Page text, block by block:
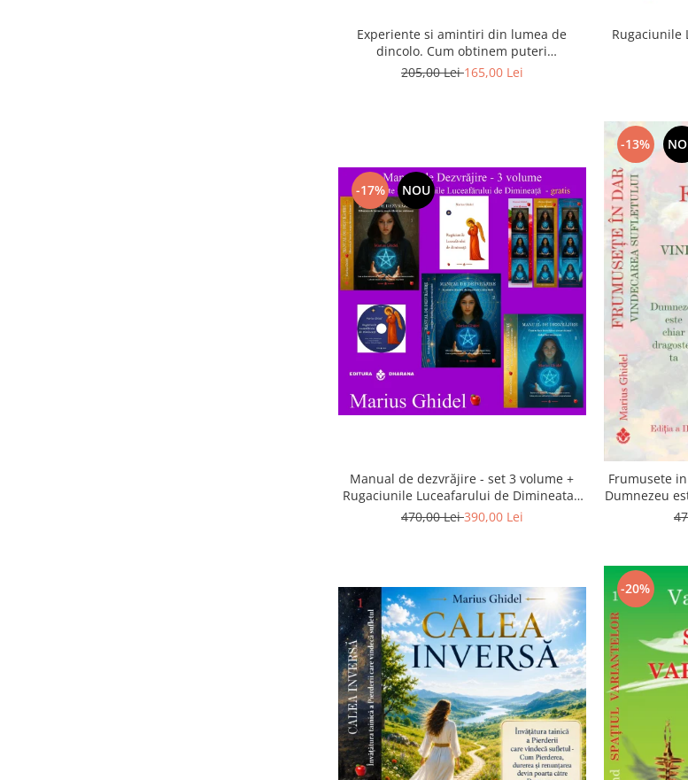
Experiente si amintiri din lumea de
dincolo. Cum obtinem puteri
extrasenzoriale - cu exercitii
205,00 Lei165,00 Lei
Rugaciunile
-17% NOU
Manual de dezvrăjire - set 3 volume +
Rugaciunile Luceafarului de Dimineata -
Gratuit)
470,00 Lei390,00 Lei
-13%
Frumusete
Dumnezeu
-20%